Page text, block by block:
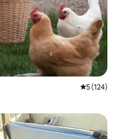
5 (124)